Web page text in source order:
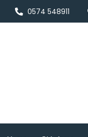
0574 548911